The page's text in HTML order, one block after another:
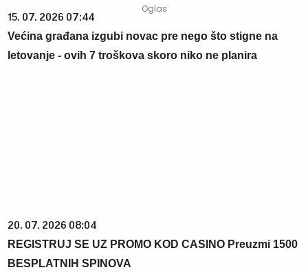
15. 07. 2026 07:44
Većina građana izgubi novac pre nego što stigne na
letovanje - ovih 7 troškova skoro niko ne planira
20. 07. 2026 08:04
REGISTRUJ SE UZ PROMO KOD CASINO Preuzmi 1500
BESPLATNIH SPINOVA